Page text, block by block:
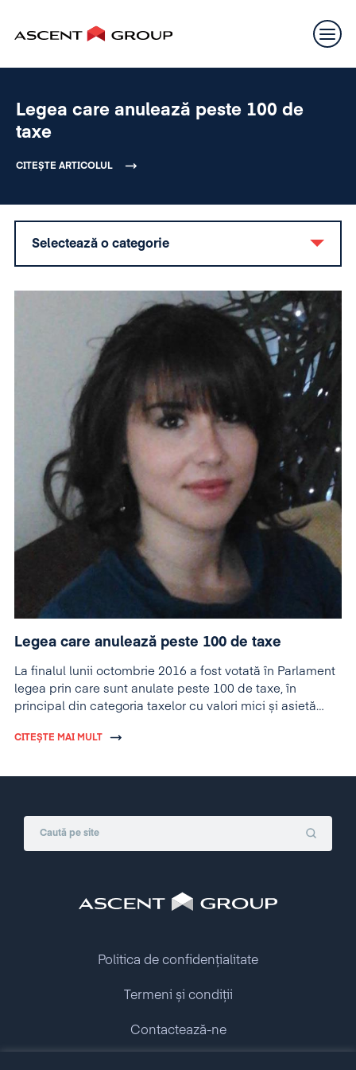
Legea care anulează peste 100 de
taxe
CITEȘTE ARTICOLUL
Selectează o categorie
Legea care anulează peste 100 de taxe
La finalul lunii octombrie 2016 a fost votată în Parlament
legea prin care sunt anulate peste 100 de taxe, în
principal din categoria taxelor cu valori mici și asietă
CITEȘTE MAI MULT
Politica de confidențialitate
Termeni și condiții
Contactează-ne